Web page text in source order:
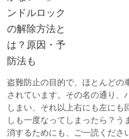
盗難防止の目的で、ほとんどの
されています。その名の通り、
しまい、それ以上右にも左にも
しも一度なってしまったら？
消するためにも、ご一読くださ